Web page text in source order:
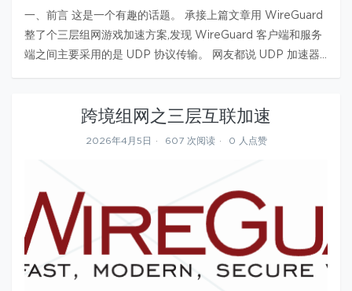
一、前言 这是一个有趣的话题。 承接上篇文章用 WireGuard
整了个三层组网游戏加速方案,发现 WireGuard 客户端和服务
端之间主要采用的是 UDP 协议传输。 网友都说 UDP 加速器
跨境组网之三层互联加速
2026年4月5日 607 次阅读 0 人点赞